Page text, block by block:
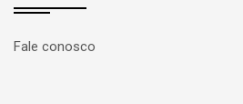
Fale conosco